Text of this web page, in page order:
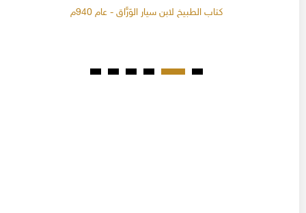
كتاب الطبيخ لابن سيار الوَرَّاق - عام 940م